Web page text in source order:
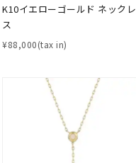
クロス
クリア ホワイト
レッド
フェミニン
K10イエローゴールド ネックレ
ス
¥88,000(tax in)